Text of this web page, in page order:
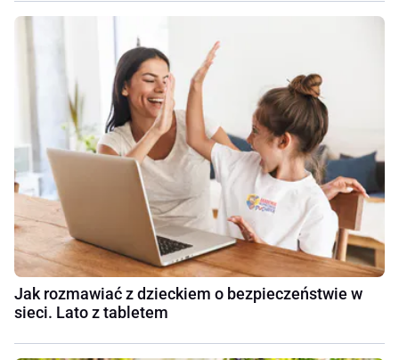
Jak rozmawiać z dzieckiem o bezpieczeństwie w
sieci. Lato z tabletem